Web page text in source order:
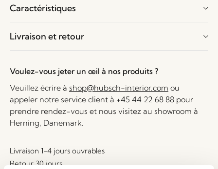
Caractéristiques
Livraison et retour
Voulez-vous jeter un œil à nos produits ?
Veuillez écrire à shop@hubsch-interior.com ou
appeler notre service client à +45 44 22 68 88 pour
prendre rendez-vous et nous visitez au showroom à
Herning, Danemark.
Livraison 1-4 jours ouvrables
Retour 30 jours